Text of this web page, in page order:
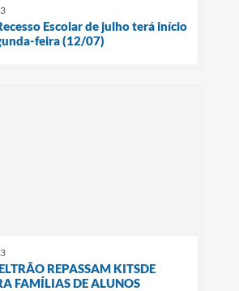
Escolar de julho terá início
feira (12/07)
REPASSAM KITSDE
FAMÍLIAS DE ALUNOS